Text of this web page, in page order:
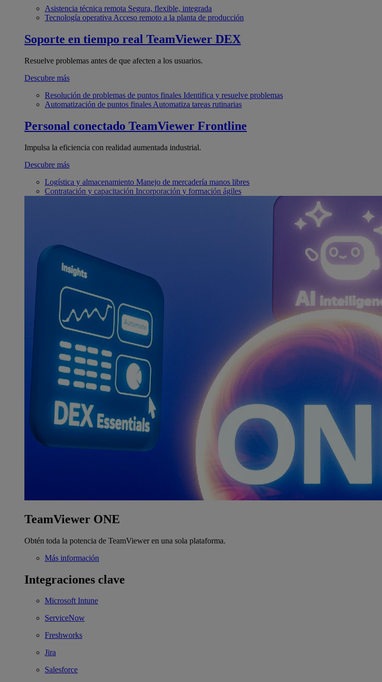
Asistencia técnica remota Segura, flexible, integrada
Tecnología operativa Acceso remoto a la planta de producción
Soporte en tiempo real TeamViewer DEX
Resuelve problemas antes de que afecten a los usuarios.
Descubre más
Resolución de problemas de puntos finales Identifica y resuelve problemas
Automatización de puntos finales Automatiza tareas rutinarias
Personal conectado TeamViewer Frontline
Impulsa la eficiencia con realidad aumentada industrial.
Descubre más
Logística y almacenamiento Manejo de mercadería manos libres
Contratación y capacitación Incorporación y formación ágiles
TeamViewer ONE
Obtén toda la potencia de TeamViewer en una sola plataforma.
Más información
Integraciones clave
Microsoft Intune
ServiceNow
Freshworks
Jira
Salesforce